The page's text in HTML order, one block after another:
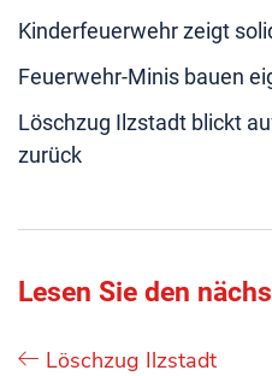
Kinderfeuerwehr zeigt
Feuerwehr-Minis bauen
Löschzug Ilzstadt blickt
zurück
Lesen Sie den
Löschzug Ilzstadt